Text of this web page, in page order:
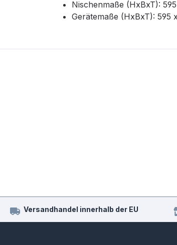
Nischenmaße (HxBxT):
Gerätemaße (HxBxT): 595
Versandhandel innerhalb der EU